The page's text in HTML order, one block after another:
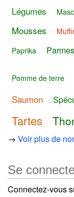
Légumes
Mousses
Paprika
Pomme de terre
Saumon
Tartes
→ Voir plus de
Se
Connectez-vous